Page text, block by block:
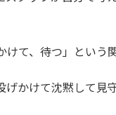
て、待つ」という
かけて沈黙して見守